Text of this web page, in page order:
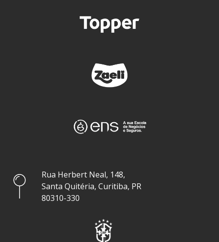
Rua Herbert Neal, 148,
Santa Quitéria, Curitiba, PR
80310-330